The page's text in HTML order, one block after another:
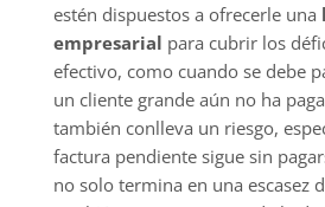
estén dispuestos a ofrecerle una
empresarial para cubrir los
efectivo, como cuando se debe
un cliente grande aún no ha
también conlleva un riesgo,
factura pendiente sigue sin
no solo termina en una escasez